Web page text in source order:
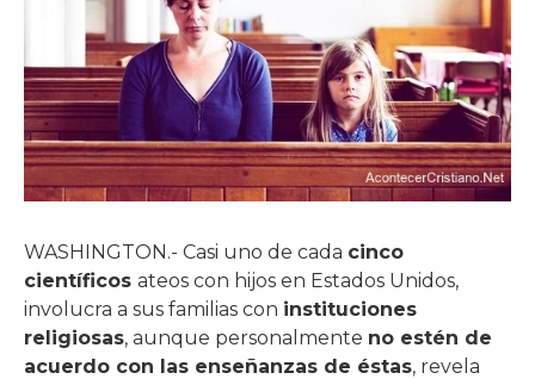
WASHINGTON.- Casi uno de cada cinco
científicos ateos con hijos en Estados Unidos,
involucra a sus familias con instituciones
religiosas, aunque personalmente no estén de
acuerdo con las enseñanzas de éstas, revela